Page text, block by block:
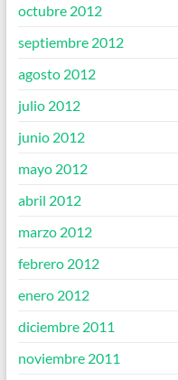
octubre 2012
septiembre 2012
agosto 2012
julio 2012
junio 2012
mayo 2012
abril 2012
marzo 2012
febrero 2012
enero 2012
diciembre 2011
noviembre 2011